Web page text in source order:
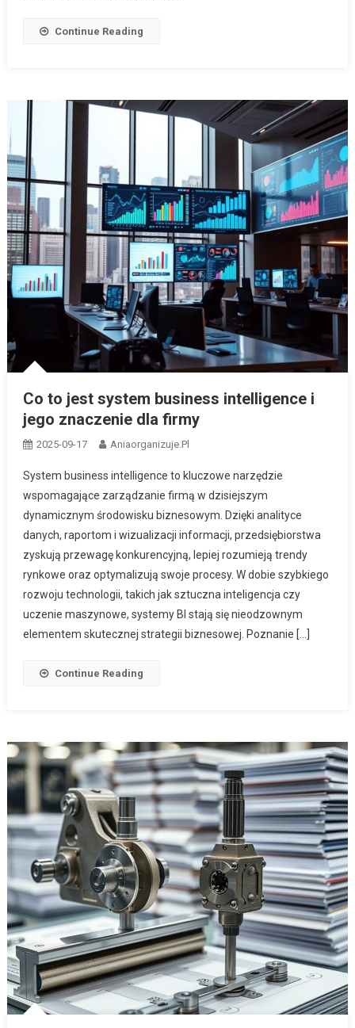
Continue Reading
Co to jest system business intelligence i
jego znaczenie dla firmy
2025-09-17 Aniaorganizuje.pl
System business intelligence to kluczowe narzędzie
wspomagające zarządzanie firmą w dzisiejszym
dynamicznym środowisku biznesowym. Dzięki analityce
danych, raportom i wizualizacji informacji, przedsiębiorstwa
zyskują przewagę konkurencyjną, lepiej rozumieją trendy
rynkowe oraz optymalizują swoje procesy. W dobie szybkiego
rozwoju technologii, takich jak sztuczna inteligencja czy
uczenie maszynowe, systemy BI stają się nieodzownym
elementem skutecznej strategii biznesowej. Poznanie […]
Continue Reading